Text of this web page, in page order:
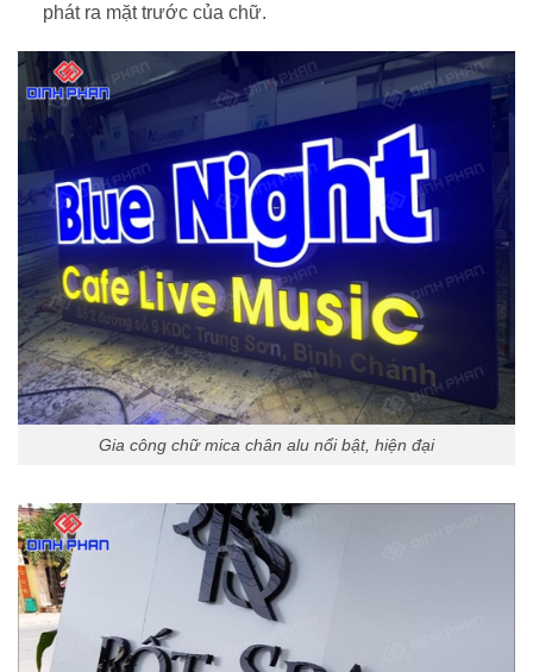
phát ra mặt trước của chữ.
Gia công chữ mica chân alu nổi bật, hiện đại